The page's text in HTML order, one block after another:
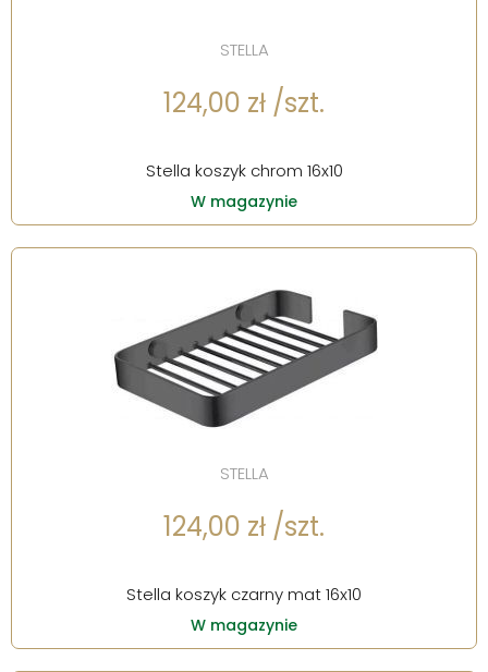
STELLA
124,00 zł /szt.
Stella koszyk chrom 16x10
W magazynie
STELLA
124,00 zł /szt.
Stella koszyk czarny mat 16x10
W magazynie